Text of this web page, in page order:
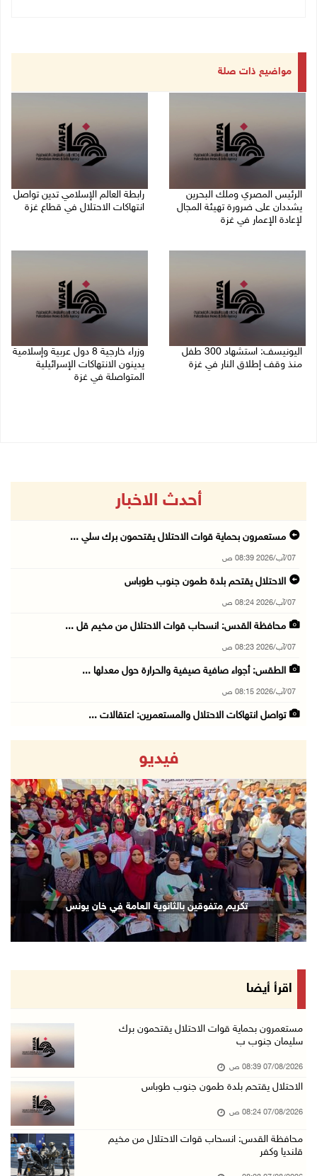
مواضيع ذات صلة
الرئيس المصري وملك البحرين
يشددان على ضرورة تهيئة المجال
لإعادة الإعمار في غزة
رابطة العالم الإسلامي تدين تواصل
انتهاكات الاحتلال في قطاع غزة
اليونيسف: استشهاد 300 طفل
منذ وقف إطلاق النار في غزة
وزراء خارجية 8 دول عربية وإسلامية
يدينون الانتهاكات الإسرائيلية
المتواصلة في غزة
أحدث الاخبار
مستعمرون بحماية قوات الاحتلال يقتحمون برك سلي ...
07/آب/2026 08:39 ص
الاحتلال يقتحم بلدة طمون جنوب طوباس
07/آب/2026 08:24 ص
محافظة القدس: انسحاب قوات الاحتلال من مخيم قل ...
07/آب/2026 08:23 ص
الطقس: أجواء صافية صيفية والحرارة حول معدلها ...
07/آب/2026 08:15 ص
تواصل انتهاكات الاحتلال والمستعمرين: اعتقالات ...
الاحتلال يخطر باقتلاع أشجار من 310 دونمات وال ...
06/آب/2026 11:14 م
قوات الاحتلال تقتحم يعبد جنوب غرب جنين
06/آب/2026 10:49 م
48 إصابة منذ بدء عدوان الاحتلال على مخيم قلند ...
06/آب/2026 10:45 م
الاحتلال يعتقل شابين من المغير
06/آب/2026 10:27 م
وزير الداخلية يبحث مع مكافحة المخدرات الدولي ...
رئيس بلدية الخليل يطلع وفدا أميركيا على تطورا ...
06/آب/2026 09:17 م
إصابة مسن بجروح ورضوض إثر اعتداء جيش الاحتلال ...
ورشة توصي بخطة عاجلة لاستعادة التعليم الوجاهي ...
06/آب/2026 09:08 م
فيديو
تكريم متفوقين بالثانوية العامة في خان يونس
Next
اقرأ أيضا
مستعمرون بحماية قوات الاحتلال يقتحمون برك
سليمان جنوب ب
07/08/2026 08:39 ص
الاحتلال يقتحم بلدة طمون جنوب طوباس
07/08/2026 08:24 ص
محافظة القدس: انسحاب قوات الاحتلال من مخيم
قلنديا وكفر